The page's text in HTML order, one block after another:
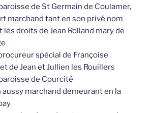
de St Germain de Coulamer,
marchand tant en son privé nom
les droits de Jean Rolland mary de
spécial de Françoise
de Jean et Jullien les Rouillers
de Courcité
aussy marchand demeurant en la